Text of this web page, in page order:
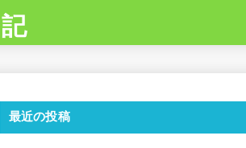
最近の投稿